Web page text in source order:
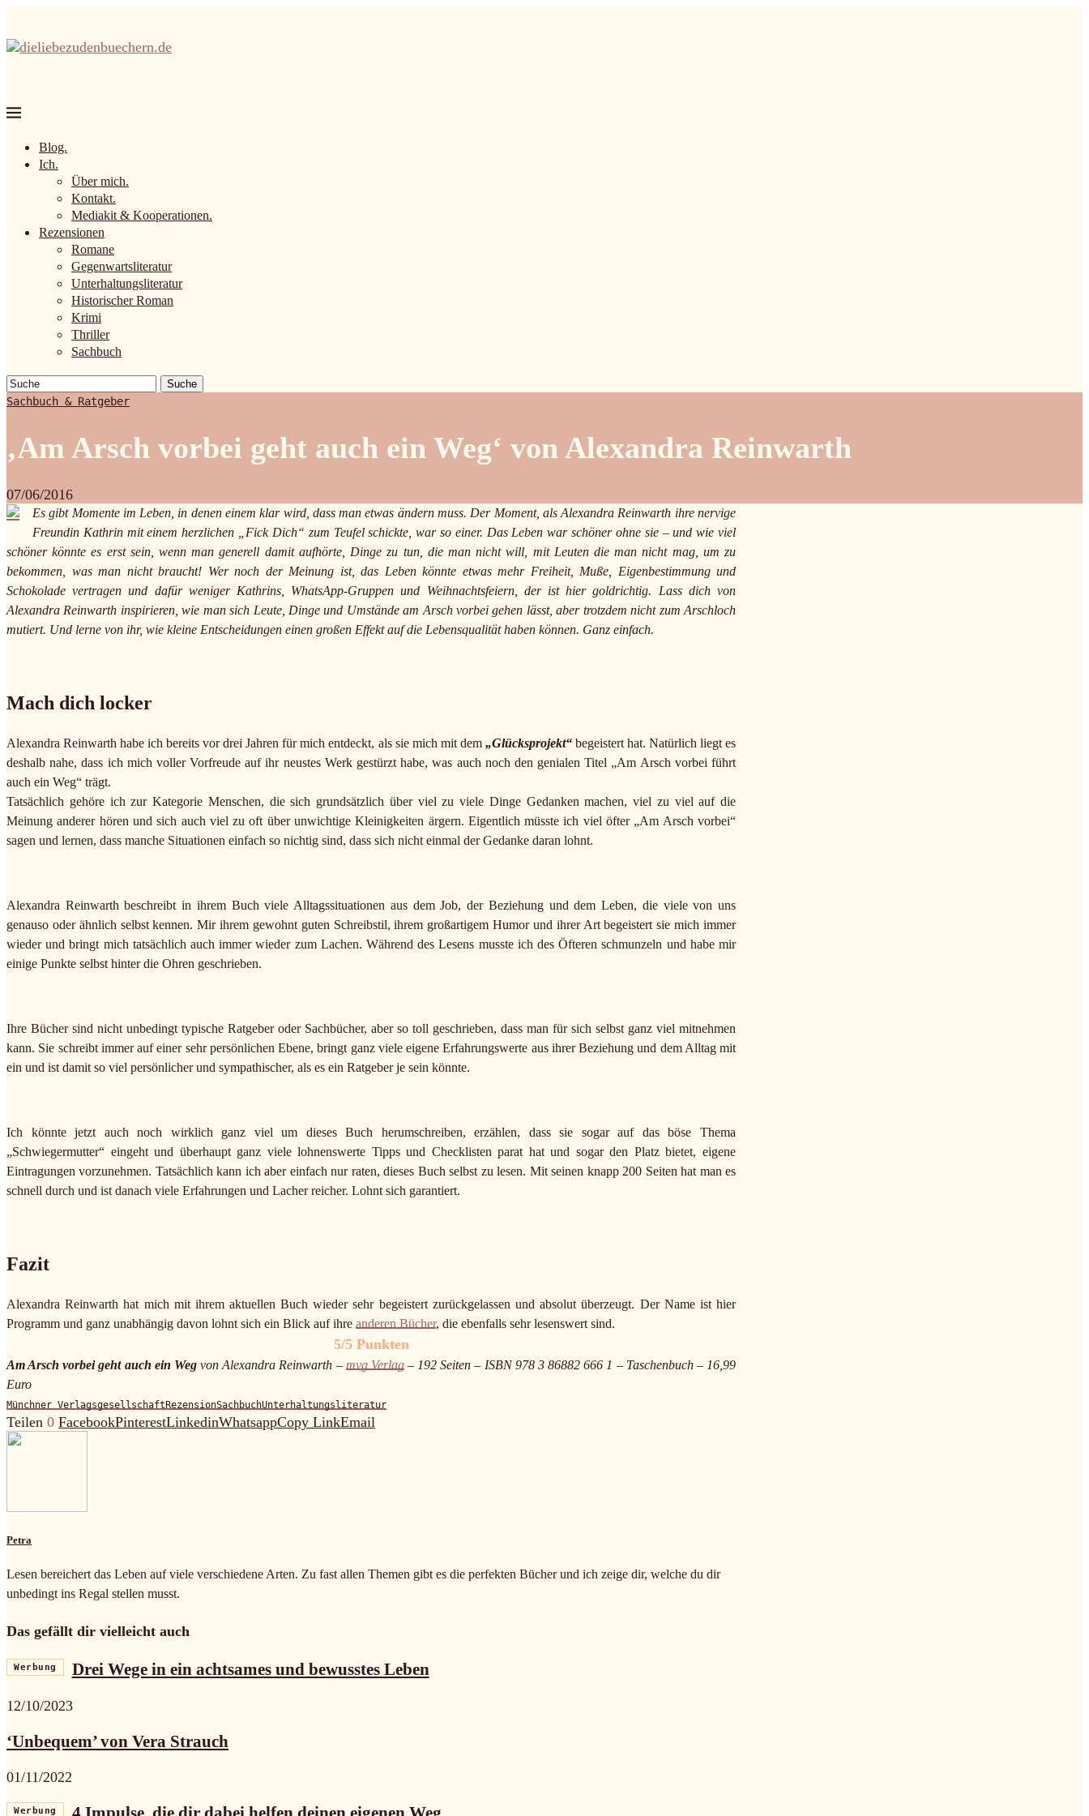
Blog.
Ich.
Über mich.
Kontakt.
Mediakit & Kooperationen.
Rezensionen
Romane
Gegenwartsliteratur
Unterhaltungsliteratur
Historischer Roman
Krimi
Thriller
Sachbuch
Suche
Sachbuch & Ratgeber
‚Am Arsch vorbei geht auch ein Weg‘ von Alexandra Reinwarth
07/06/2016
Es gibt Momente im Leben, in denen einem klar wird, dass man etwas ändern muss. Der Moment, als Alexandra Reinwarth ihre nervige
Freundin Kathrin mit einem herzlichen „Fick Dich“ zum Teufel schickte, war so einer. Das Leben war schöner ohne sie – und wie viel
schöner könnte es erst sein, wenn man generell damit aufhörte, Dinge zu tun, die man nicht will, mit Leuten die man nicht mag, um zu
bekommen, was man nicht braucht! Wer noch der Meinung ist, das Leben könnte etwas mehr Freiheit, Muße, Eigenbestimmung und
Schokolade vertragen und dafür weniger Kathrins, WhatsApp-Gruppen und Weihnachtsfeiern, der ist hier goldrichtig. Lass dich von
Alexandra Reinwarth inspirieren, wie man sich Leute, Dinge und Umstände am Arsch vorbei gehen lässt, aber trotzdem nicht zum Arschloch
mutiert. Und lerne von ihr, wie kleine Entscheidungen einen großen Effekt auf die Lebensqualität haben können. Ganz einfach.
Mach dich locker
Alexandra Reinwarth habe ich bereits vor drei Jahren für mich entdeckt, als sie mich mit dem „Glücksprojekt“begeistert hat. Natürlich liegt es
deshalb nahe, dass ich mich voller Vorfreude auf ihr neustes Werk gestürzt habe, was auch noch den genialen Titel „Am Arsch vorbei führt
auch ein Weg“ trägt.
Tatsächlich gehöre ich zur Kategorie Menschen, die sich grundsätzlich über viel zu viele Dinge Gedanken machen, viel zu viel auf die
Meinung anderer hören und sich auch viel zu oft über unwichtige Kleinigkeiten ärgern. Eigentlich müsste ich viel öfter „Am Arsch vorbei“
sagen und lernen, dass manche Situationen einfach so nichtig sind, dass sich nicht einmal der Gedanke daran lohnt.
Alexandra Reinwarth beschreibt in ihrem Buch viele Alltagssituationen aus dem Job, der Beziehung und dem Leben, die viele von uns
genauso oder ähnlich selbst kennen. Mir ihrem gewohnt guten Schreibstil, ihrem großartigem Humor und ihrer Art begeistert sie mich immer
wieder und bringt mich tatsächlich auch immer wieder zum Lachen. Während des Lesens musste ich des Öfteren schmunzeln und habe mir
einige Punkte selbst hinter die Ohren geschrieben.
Ihre Bücher sind nicht unbedingt typische Ratgeber oder Sachbücher, aber so toll geschrieben, dass man für sich selbst ganz viel mitnehmen
kann. Sie schreibt immer auf einer sehr persönlichen Ebene, bringt ganz viele eigene Erfahrungswerte aus ihrer Beziehung und dem Alltag mit
ein und ist damit so viel persönlicher und sympathischer, als es ein Ratgeber je sein könnte.
Ich könnte jetzt auch noch wirklich ganz viel um dieses Buch herumschreiben, erzählen, dass sie sogar auf das böse Thema
„Schwiegermutter“ eingeht und überhaupt ganz viele lohnenswerte Tipps und Checklisten parat hat und sogar den Platz bietet, eigene
Eintragungen vorzunehmen. Tatsächlich kann ich aber einfach nur raten, dieses Buch selbst zu lesen. Mit seinen knapp 200 Seiten hat man es
schnell durch und ist danach viele Erfahrungen und Lacher reicher. Lohnt sich garantiert.
Fazit
Alexandra Reinwarth hat mich mit ihrem aktuellen Buch wieder sehr begeistert zurückgelassen und absolut überzeugt. Der Name ist hier
Programm und ganz unabhängig davon lohnt sich ein Blick auf ihre anderen Bücher, die ebenfalls sehr lesenswert sind.
5/5 Punkten
Am Arsch vorbei geht auch ein Wegvon Alexandra Reinwarth – mvg Verlag– 192 Seiten – ISBN 978 3 86882 666 1 – Taschenbuch – 16,99
Euro
Münchner VerlagsgesellschaftRezensionSachbuchUnterhaltungsliteratur
Teilen 0 FacebookPinterestLinkedinWhatsappCopy LinkEmail
Petra
Lesen bereichert das Leben auf viele verschiedene Arten. Zu fast allen Themen gibt es die perfekten Bücher und ich zeige dir, welche du dir
unbedingt ins Regal stellen musst.
Das gefällt dir vielleicht auch
Werbung Drei Wege in ein achtsames und bewusstes Leben
12/10/2023
‘Unbequem’ von Vera Strauch
01/11/2022
Werbung